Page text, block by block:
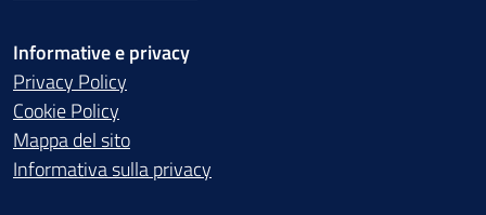
Informative e privacy
Privacy Policy
Cookie Policy
Mappa del sito
Informativa sulla privacy